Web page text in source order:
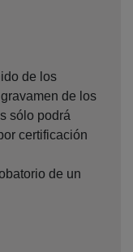
de los
de los
sólo podrá
certificación
de un